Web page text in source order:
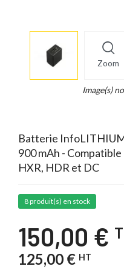
Zoom
info
Image(s)
Batterie
900 mAh -
HXR, HDR et DC
8 produit(s) en stock
150,00 €
125,00 € HT